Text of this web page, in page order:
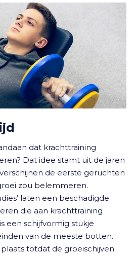
dat krachttraining
Dat idee stamt uit de jaren
verschijnen de eerste geruchten
zou belemmeren.
laten een beschadigde
die aan krachttraining
een schijfvormig stukje
van de meeste botten.
totdat de groeischijven